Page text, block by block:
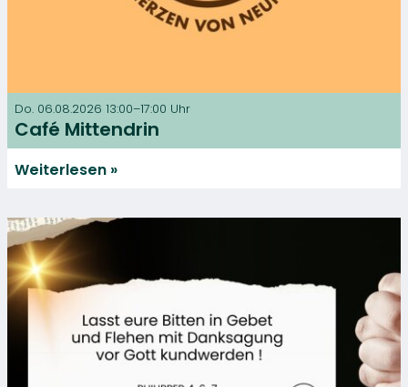
Do. 06.08.2026 13:00–17:00 Uhr
Café Mittendrin
Weiterlesen